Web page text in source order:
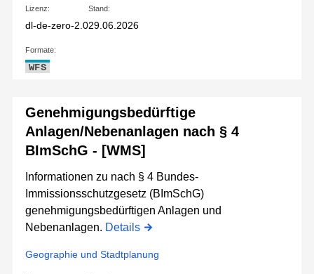
Lizenz:
dl-de-zero-2.0
Stand:
29.06.2026
Formate:
WFS
Genehmigungsbedürftige
Anlagen/Nebenanlagen nach § 4
BImSchG - [WMS]
Informationen zu nach § 4 Bundes-
Immissionsschutzgesetz (BImSchG)
genehmigungsbedürftigen Anlagen und
Nebenanlagen. Details
Geographie und Stadtplanung